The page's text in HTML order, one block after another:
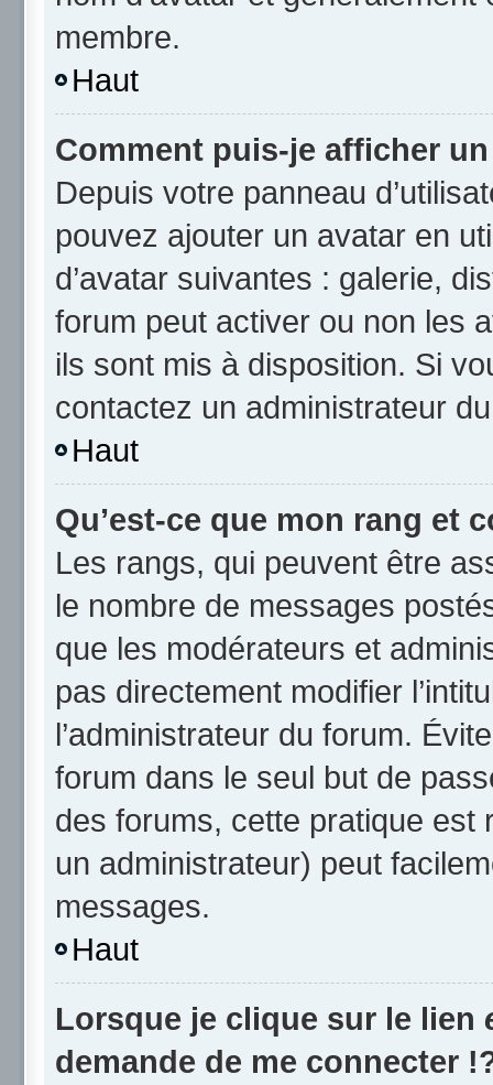
membre.
Haut
Comment puis-je afficher
Depuis votre panneau
pouvez ajouter un avatar en
d’avatar suivantes : galerie,
forum peut activer ou non les
ils sont mis à disposition. Si
contactez un administrateur
Haut
Qu’est-ce que mon rang et
Les rangs, qui peuvent être
le nombre de messages
que les modérateurs et
pas directement modifier
l’administrateur du forum.
forum dans le seul but de
des forums, cette pratique est
un administrateur) peut
messages.
Haut
Lorsque je clique sur le lien
demande de me connecter